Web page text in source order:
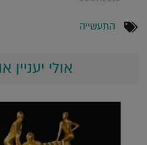
התעשייה
אולי יעניין